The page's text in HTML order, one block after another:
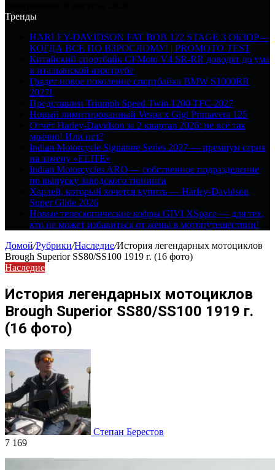
Тренды
HARLEY-DAVIDSON FAT BOB 122 STAGE 3 ОБЗОР—
КОГДА ВСЕ ПО ВЗРОСЛОМУ! | PROMOTO TEST
Китайский спортбайк CFMoto V4 SR-RR доводят до ума
в итальянской аэротрубе
Грядет новое поколение спортбайка BMW S1000RR
2027!
Представлен Triumph Speed Twin 1200 TFC 2027
Новый лимитированный Vespa x Gigi Primavera 125
Отчёт Harley-Davidson за 2 квартал 2026: не всё так
мрачно! Или нет?
Indian Motorcycle Signature Series 2027 — премиум серия
на замену «ELITE»
Indian Motorcycles ARO — собственное подразделение
по выпуску заводского тюнинга
Харлей, который хочется купить — Harley-Davidson
Super Glide 2026
Новые телескопические кофры GIVI XSpace — для тех,
кто не может избавиться от жены в мотопутешествии!
Домой/Рубрики/Наследие/История легендарных мотоциклов
Brough Superior SS80/SS100 1919 г. (16 фото)
Наследие
История легендарных мотоциклов
Brough Superior SS80/SS100 1919 г.
(16 фото)
Степан Берестов
7 169